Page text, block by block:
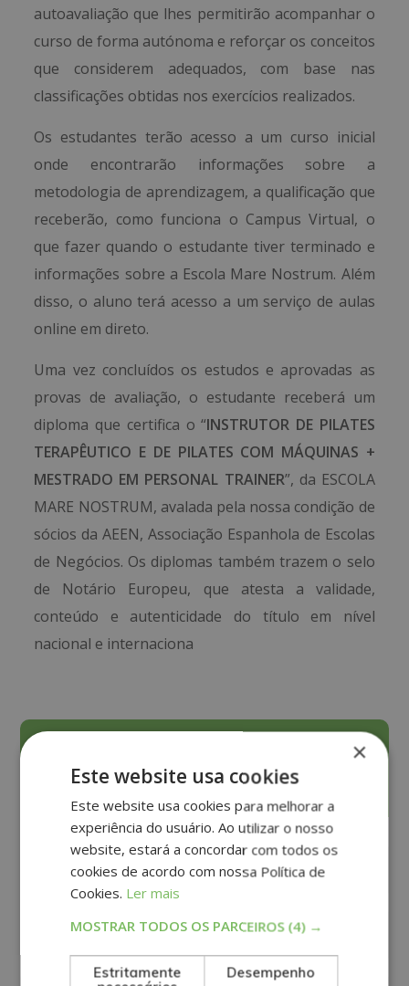
autoavaliação que lhes permitirão acompanhar o
curso de forma autónoma e reforçar os conceitos
que considerem adequados, com base nas
classificações obtidas nos exercícios realizados.
Os estudantes terão acesso a um curso inicial
onde encontrarão informações sobre a
metodologia de aprendizagem, a qualificação que
receberão, como funciona o Campus Virtual, o
que fazer quando o estudante tiver terminado e
informações sobre a Escola Mare Nostrum. Além
disso, o aluno terá acesso a um serviço de aulas
online em direto.
Uma vez concluídos os estudos e aprovadas as
provas de avaliação, o estudante receberá um
diploma que certifica o “INSTRUTOR DE PILATES
TERAPÊUTICO E DE PILATES COM MÁQUINAS +
MESTRADO EM PERSONAL TRAINER”, da ESCOLA
MARE NOSTRUM, avalada pela nossa condição de
sócios da AEEN, Associação Espanhola de Escolas
de Negócios. Os diplomas também trazem o selo
de Notário Europeu, que atesta a validade,
conteúdo e autenticidade do título em nível
nacional e internaciona
Solicite Informação
×
Este website usa cookies
Este website usa cookies para melhorar a
experiência do usuário. Ao utilizar o nosso
website, estará a concordar com todos os
cookies de acordo com nossa Política de
Cookies. Ler mais
MOSTRAR TODOS OS PARCEIROS (4) →
Estritamente
Desempenho